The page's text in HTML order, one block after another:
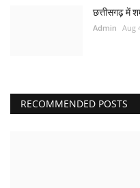
छत्तीसगढ़ में
Admin Aug
RECOMMENDED POSTS